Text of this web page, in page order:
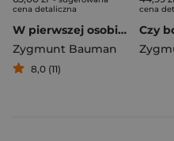
cena detaliczna
W pierwszej osobie. Wspomnienia i rozliczenia
Zygmunt Bauman
8,0 (11)
cena